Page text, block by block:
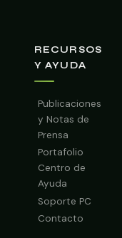
RECURSOS
Y AYUDA
Publicaciones
y Notas de
Prensa
Portafolio
Centro de
Ayuda
Soporte PC
Contacto